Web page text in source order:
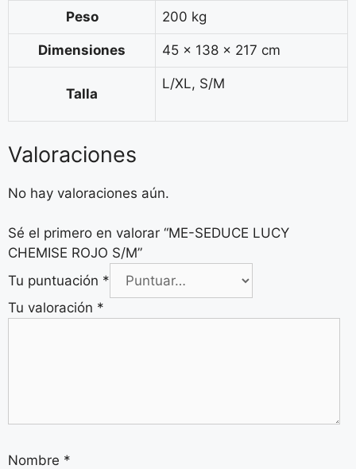
Peso 200 kg
Dimensiones 45 × 138 × 217 cm
Talla
L/XL, S/M
Valoraciones
No hay valoraciones aún.
Sé el primero en valorar “ME-SEDUCE LUCY
CHEMISE ROJO S/M”
Tu puntuación *
Tu valoración *
Nombre *